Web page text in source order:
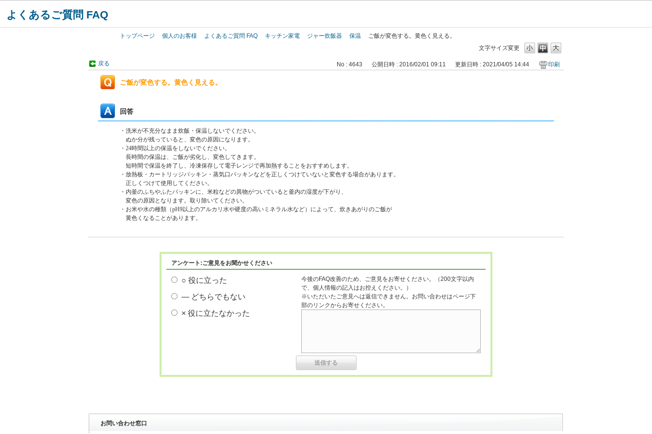
よくあるご質問 FAQ
トップページ 個人のお客様 よくあるご質問 FAQ キッチン家電 ジャー炊飯器 保温
ご飯が変色する。黄色く見える。
文字サイズ変更
戻る No : 4643 公開日時 : 2016/02/01 09:11 更新日時 : 2021/04/05 14:44 印刷
ご飯が変色する。黄色く見える。
回答
・洗米が不充分なまま炊飯・保温しないでください。
ぬか分が残っていると、変色の原因になります。
・24時間以上の保温をしないでください。
長時間の保温は、ご飯が劣化し、変色してきます。
短時間で保温を終了し、冷凍保存して電子レンジで再加熱することをおすすめします。
・放熱板・カートリッジパッキン・蒸気口パッキンなどを正しくつけていないと変色する場合があります。
正しくつけて使用してください。
・内釜のふちやふたパッキンに、米粒などの異物がついていると釜内の湿度が下がり、
変色の原因となります。取り除いてください。
・お米や水の種類（pH9以上のアルカリ水や硬度の高いミネラル水など）によって、炊きあがりのご飯が
黄色くなることがあります。
アンケート:ご意見をお聞かせください
○ 役に立った
― どちらでもない
× 役に立たなかった
今後のFAQ改善のため、ご意見をお寄せください。（200文字以内
で、個人情報の記入はお控えください。）
※いただいたご意見へは返信できません。お問い合わせはページ下
部のリンクからお寄せください。
お問い合わせ窓口